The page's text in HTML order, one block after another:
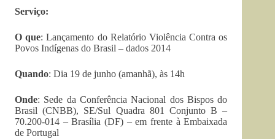
Serviço:
O que: Lançamento do Relatório Violência Contra os
Povos Indígenas do Brasil – dados 2014
Quando: Dia 19 de junho (amanhã), às 14h
Onde: Sede da Conferência Nacional dos Bispos do
Brasil (CNBB), SE/Sul Quadra 801 Conjunto B –
70.200-014 – Brasília (DF) – em frente à Embaixada
de Portugal